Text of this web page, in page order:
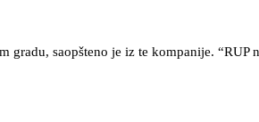
saopšteno je iz te kompanije.